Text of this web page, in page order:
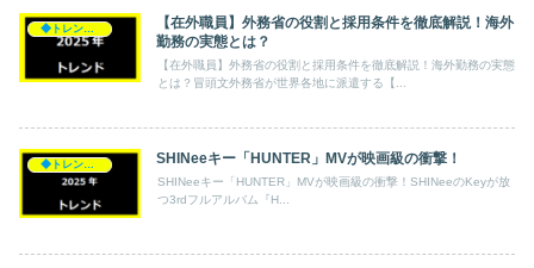
◆トレンド◆
【在外職員】外務省の役割と採用条件を徹底解説！海外
勤務の実態とは？
【在外職員】外務省の役割と採用条件を徹底解説！海外勤務の実態
とは？冒頭文外務省が世界各地に派遣する【...
◆トレンド◆ SHINeeキー「HUNTER」MVが映画級の衝撃！
SHINeeキー「HUNTER」MVが映画級の衝撃！SHINeeのKeyが放
つ3rdフルアルバム『H...